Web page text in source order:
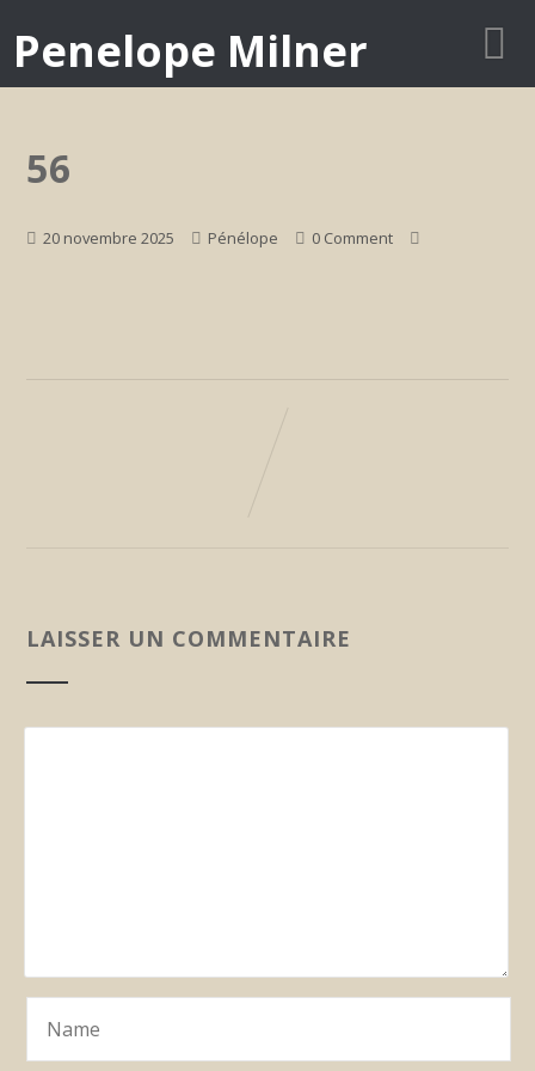
Penelope Milner
56
20 novembre 2025 Pénélope 0 Comment
LAISSER UN COMMENTAIRE